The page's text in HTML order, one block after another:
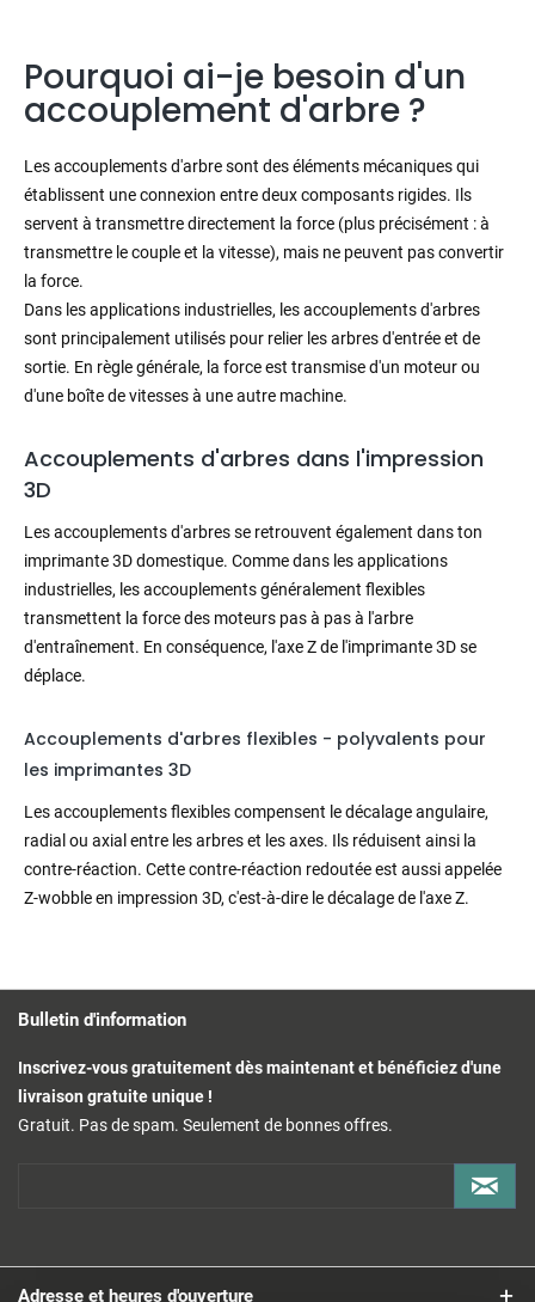
Pourquoi ai-je besoin d'un
accouplement d'arbre ?
Les accouplements d'arbre sont des éléments mécaniques qui
établissent une connexion entre deux composants rigides. Ils
servent à transmettre directement la force (plus précisément : à
transmettre le couple et la vitesse), mais ne peuvent pas convertir
la force.
Dans les applications industrielles, les accouplements d'arbres
sont principalement utilisés pour relier les arbres d'entrée et de
sortie. En règle générale, la force est transmise d'un moteur ou
d'une boîte de vitesses à une autre machine.
Accouplements d'arbres dans l'impression
3D
Les accouplements d'arbres se retrouvent également dans ton
imprimante 3D domestique. Comme dans les applications
industrielles, les accouplements généralement flexibles
transmettent la force des moteurs pas à pas à l'arbre
d'entraînement. En conséquence, l'axe Z de l'imprimante 3D se
déplace.
Accouplements d'arbres flexibles - polyvalents pour
les imprimantes 3D
Les accouplements flexibles compensent le décalage angulaire,
radial ou axial entre les arbres et les axes. Ils réduisent ainsi la
contre-réaction. Cette contre-réaction redoutée est aussi appelée
Z-wobble en impression 3D, c'est-à-dire le décalage de l'axe Z.
Bulletin d'information
Inscrivez-vous gratuitement dès maintenant et bénéficiez d'une
livraison gratuite unique !
Gratuit. Pas de spam. Seulement de bonnes offres.
Adresse et heures d'ouverture